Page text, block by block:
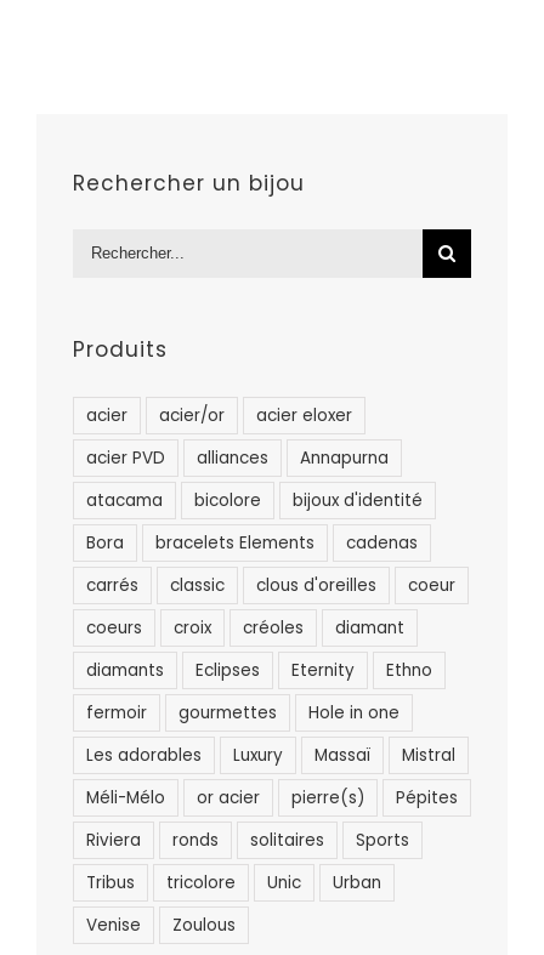
Rechercher un bijou
Rechercher:
Produits
acier acier/or
acier eloxer
acier PVD
alliances
Annapurna
atacama
bicolore
bijoux d'identité
Bora
bracelets Elements
cadenas
carrés
classic clous d'oreilles
coeur
coeurs
croix créoles
diamant
diamants
Eclipses Eternity
Ethno
fermoir
gourmettes
Hole in one
Les adorables
Luxury Massaï
Mistral
Méli-Mélo
or acier pierre(s)
Pépites
Riviera
ronds solitaires
Sports
Tribus
tricolore Unic
Urban
Venise
Zoulous